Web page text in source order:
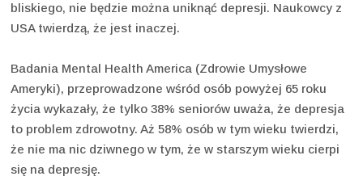
bliskiego, nie będzie można uniknąć depresji. Naukowcy z
USA twierdzą, że jest inaczej.
Badania Mental Health America (Zdrowie Umysłowe
Ameryki), przeprowadzone wśród osób powyżej 65 roku
życia wykazały, że tylko 38% seniorów uważa, że depresja
to problem zdrowotny. Aż 58% osób w tym wieku twierdzi,
że nie ma nic dziwnego w tym, że w starszym wieku cierpi
się na depresję.